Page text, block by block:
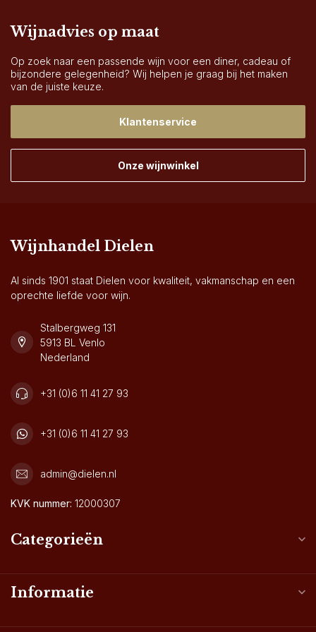
Wijnadvies op maat
Op zoek naar een passende wijn voor een diner, cadeau of
bijzondere gelegenheid? Wij helpen je graag bij het maken
van de juiste keuze.
Klantenservice
Onze wijnwinkel
Wijnhandel Dielen
Al sinds 1901 staat Dielen voor kwaliteit, vakmanschap en een
oprechte liefde voor wijn.
Stalbergweg 131
5913 BL Venlo
Nederland
+31 (0)6 11 41 27 93
+31 (0)6 11 41 27 93
admin@dielen.nl
KVK nummer: 12000307
Categorieën
Informatie